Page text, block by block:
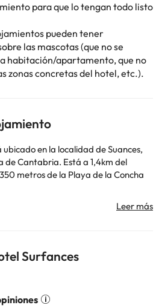
para que lo tengan todo listo
pueden tener
las mascotas (que no se
habitación/apartamento, que no
zonas concretas del hotel, etc.).
ubicado en la localidad de Suances,
de Cantabria. Está a 1,4km del
metros de la Playa de la Concha
24 horas, calefacción, wifi
Hotel Mar Azul y Surf, a 200m de
con calefacción, mesa-
y baño completo con bañera.
entorno, sobre todo, de la
Surfances